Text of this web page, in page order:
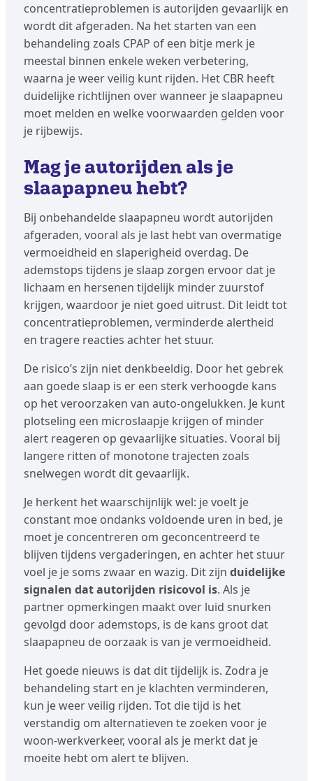
concentratieproblemen is autorijden gevaarlijk en
wordt dit afgeraden. Na het starten van een
behandeling zoals CPAP of een bitje merk je
meestal binnen enkele weken verbetering,
waarna je weer veilig kunt rijden. Het CBR heeft
duidelijke richtlijnen over wanneer je slaapapneu
moet melden en welke voorwaarden gelden voor
je rijbewijs.
Mag je autorijden als je
slaapapneu hebt?
Bij onbehandelde slaapapneu wordt autorijden
afgeraden, vooral als je last hebt van overmatige
vermoeidheid en slaperigheid overdag. De
ademstops tijdens je slaap zorgen ervoor dat je
lichaam en hersenen tijdelijk minder zuurstof
krijgen, waardoor je niet goed uitrust. Dit leidt tot
concentratieproblemen, verminderde alertheid
en tragere reacties achter het stuur.
De risico’s zijn niet denkbeeldig. Door het gebrek
aan goede slaap is er een sterk verhoogde kans
op het veroorzaken van auto-ongelukken. Je kunt
plotseling een microslaapje krijgen of minder
alert reageren op gevaarlijke situaties. Vooral bij
langere ritten of monotone trajecten zoals
snelwegen wordt dit gevaarlijk.
Je herkent het waarschijnlijk wel: je voelt je
constant moe ondanks voldoende uren in bed, je
moet je concentreren om geconcentreerd te
blijven tijdens vergaderingen, en achter het stuur
voel je je soms zwaar en wazig. Dit zijn duidelijke
signalen dat autorijden risicovol is. Als je
partner opmerkingen maakt over luid snurken
gevolgd door ademstops, is de kans groot dat
slaapapneu de oorzaak is van je vermoeidheid.
Het goede nieuws is dat dit tijdelijk is. Zodra je
behandeling start en je klachten verminderen,
kun je weer veilig rijden. Tot die tijd is het
verstandig om alternatieven te zoeken voor je
woon-werkverkeer, vooral als je merkt dat je
moeite hebt om alert te blijven.